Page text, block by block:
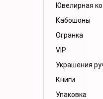
Ювелирная
Кабошоны
Огранка
VIP
Украшения
Книги
Упаковка